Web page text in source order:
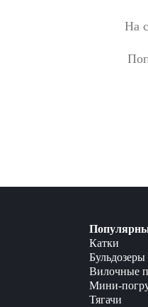
На
Катки
Бульдозеры
Вилочные
Мини-
Тягачи